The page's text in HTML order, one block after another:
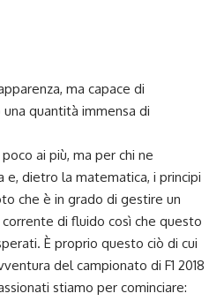
ma capace di
quantità immensa di
ai più, ma per chi ne
dietro la matematica, i principi
che è in grado di gestire un
di fluido così che questo
È proprio questo ciò di cui
del campionato di F1 2018
stiamo per cominciare: